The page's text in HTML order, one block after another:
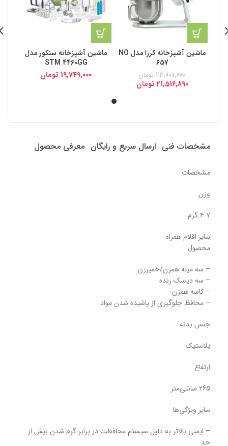
ماشین آشپزخانه کررا مدل NO
657
23,907,660 تومان
21,516,890 تومان
ماشین آشپزخانه سنکور مدل
STM 4460GG
19,749,000 تومان
مشخصات فنی ارسال سریع و رایگان معرفی محصول
مشخصات
وزن
4.7 گرم
سایر اقلام همراه
محصول
– سه میله همزن/خمیرزن
– سه دیسک رنده
– کاسه همزن
– محافظ جلوگیری از پاشیده شدن مواد
جنس بدنه
پلاستیک
ارتفاع
265 سانتی‌متر
سایر ویژگی‌ها
– ایمنی بالاتر به دلیل سیستم محافظت در برابر گرم شدن بیش از
حد